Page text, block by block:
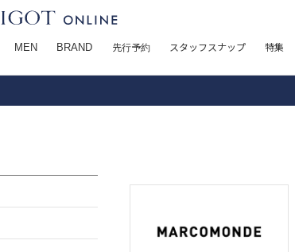
MEN BRAND 先行予約 スタッフスナップ 特集